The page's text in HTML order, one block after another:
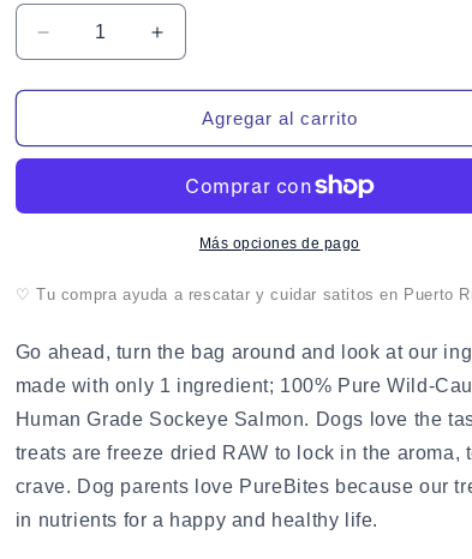
Reducir
cantidad
para
PureBites
Salmon
1.7
Aumentar
cantidad
para
PureBites
Dried
Salmon
1.7
Agregar al carrito
Más opciones de pago
♡ Tu compra ayuda a rescatar y cuidar satitos en Puerto
Go ahead, turn the bag around and look at our
made with only 1 ingredient; 100% Pure Wild-
Human Grade Sockeye Salmon. Dogs love the
treats are freeze dried RAW to lock in the aroma,
crave. Dog parents love PureBites because our
in nutrients for a happy and healthy life.